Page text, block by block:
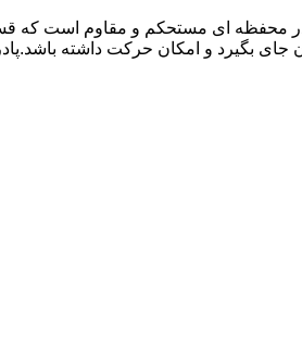
محفظه ای مستحکم و مقاوم است که
بگیرد و امکان حرکت داشته